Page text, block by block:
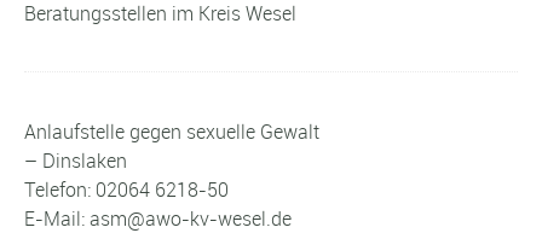
Beratungsstellen im Kreis Wesel
Anlaufstelle gegen sexuelle Gewalt
– Dinslaken
Telefon: 02064 6218-50
E-Mail: asm@awo-kv-wesel.de